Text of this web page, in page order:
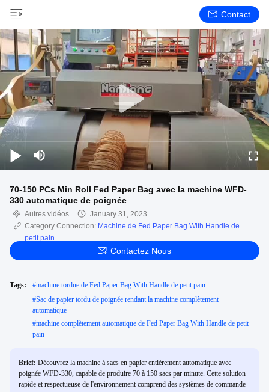
Contact
70-150 PCs Min Roll Fed Paper Bag avec la machine WFD-
330 automatique de poignée
Autres vidéos
January 31, 2023
Category Connection: Machine de Fed Paper Bag With Handle de
petit pain
Contactez Nous
Tags: #machine tordue de Fed Paper Bag With Handle de petit pain
#Sac de papier tordu de poignée rendant la machine complètement
automatique
#machine complètement automatique de Fed Paper Bag With Handle de petit
pain
Brief: Découvrez la machine à sacs en papier entièrement automatique avec
poignée WFD-330, capable de produire 70 à 150 sacs par minute. Cette solution
rapide et respectueuse de l'environnement comprend des systèmes de commande